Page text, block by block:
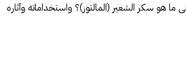
ما هو سكر الشعير (المالتوز)؟ واستخداماته وآثاره